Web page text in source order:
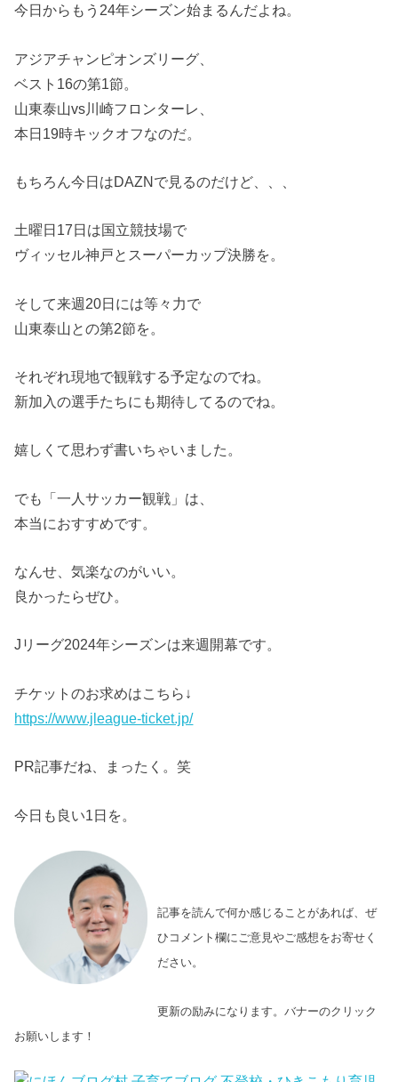
今日からもう24年シーズン始まるんだよね。
アジアチャンピオンズリーグ、
ベスト16の第1節。
山東泰山vs川崎フロンターレ、
本日19時キックオフなのだ。
もちろん今日はDAZNで見るのだけど、、、
土曜日17日は国立競技場で
ヴィッセル神戸とスーパーカップ決勝を。
そして来週20日には等々力で
山東泰山との第2節を。
それぞれ現地で観戦する予定なのでね。
新加入の選手たちにも期待してるのでね。
嬉しくて思わず書いちゃいました。
でも「一人サッカー観戦」は、
本当におすすめです。
なんせ、気楽なのがいい。
良かったらぜひ。
Jリーグ2024年シーズンは来週開幕です。
チケットのお求めはこちら↓
https://www.jleague-ticket.jp/
PR記事だね、まったく。笑
今日も良い1日を。
記事を読んで何か感じることがあれば、ぜ
ひコメント欄にご意見やご感想をお寄せく
ださい。
更新の励みになります。バナーのクリック
お願いします！